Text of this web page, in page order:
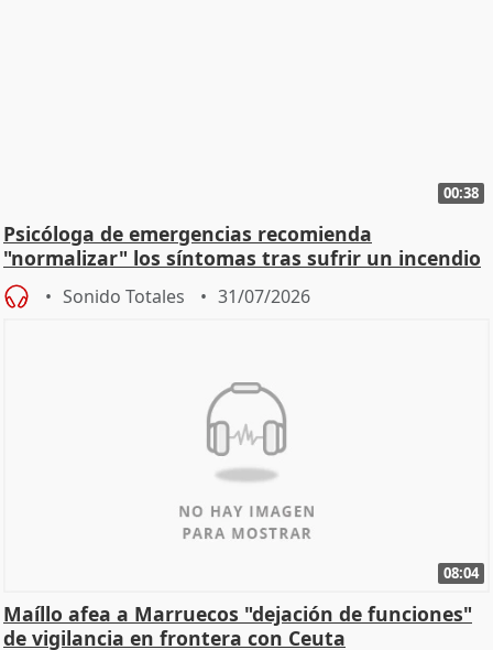
00:38
Psicóloga de emergencias recomienda
"normalizar" los síntomas tras sufrir un incendio
Sonido Totales 31/07/2026
08:04
Maíllo afea a Marruecos "dejación de funciones"
de vigilancia en frontera con Ceuta